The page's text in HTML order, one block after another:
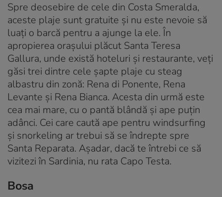
Spre deosebire de cele din Costa Smeralda,
aceste plaje sunt gratuite și nu este nevoie să
luați o barcă pentru a ajunge la ele. În
apropierea orașului plăcut Santa Teresa
Gallura, unde există hoteluri și restaurante, veți
găsi trei dintre cele șapte plaje cu steag
albastru din zonă: Rena di Ponente, Rena
Levante și Rena Bianca. Acesta din urmă este
cea mai mare, cu o pantă blândă și ape puțin
adânci. Cei care caută ape pentru windsurfing
și snorkeling ar trebui să se îndrepte spre
Santa Reparata. Așadar, dacă te întrebi ce să
vizitezi în Sardinia, nu rata Capo Testa.
Bosa